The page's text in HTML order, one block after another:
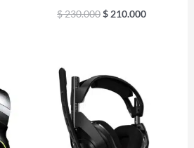
$230.000$ 210.000